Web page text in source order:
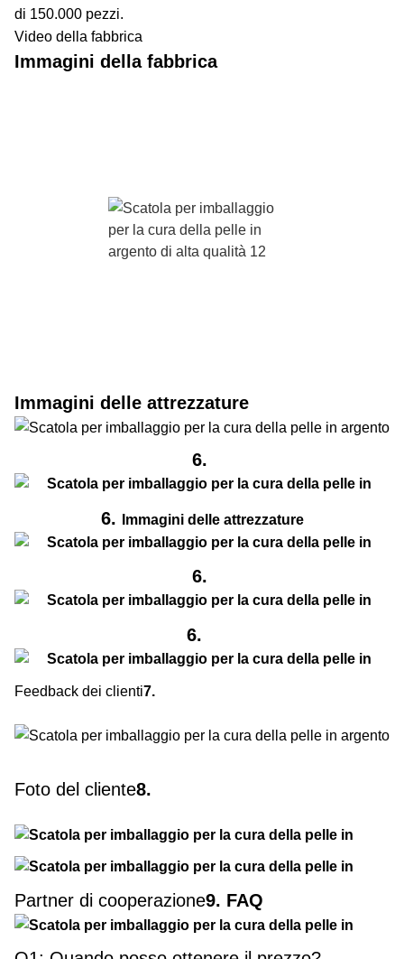
di 150.000 pezzi.
Video della fabbrica
Immagini della fabbrica
Immagini delle attrezzature
6.
6. Immagini delle attrezzature
6.
6.
Feedback dei clienti7.
Foto del cliente8.
Partner di cooperazione9. FAQ